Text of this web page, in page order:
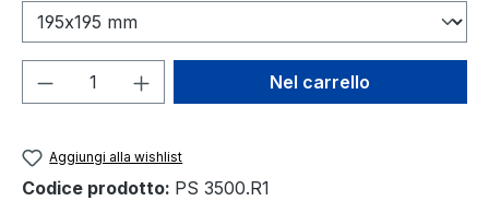
Quantità del prodotto: inserisci la
Nel carrello
Aggiungi alla wishlist
Codice prodotto: PS 3500.R1